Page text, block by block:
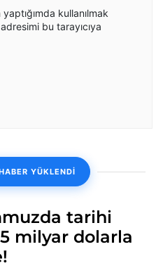
kullanılmak
bu tarayıcıya
YÜKLENDİ
tarihi
milyar dolarla